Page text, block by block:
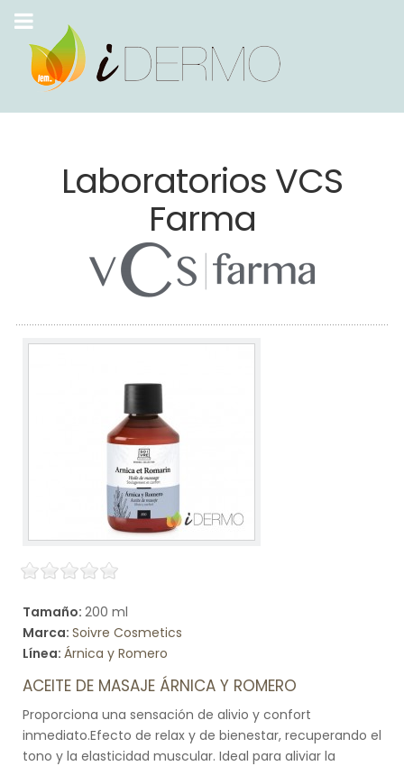
Laboratorios VCS
Farma
Tamaño: 200 ml
Marca: Soivre Cosmetics
Línea: Árnica y Romero
ACEITE DE MASAJE ÁRNICA Y ROMERO
Proporciona una sensación de alivio y confort
inmediato.Efecto de relax y de bienestar, recuperando el
tono y la elasticidad muscular. Ideal para aliviar la